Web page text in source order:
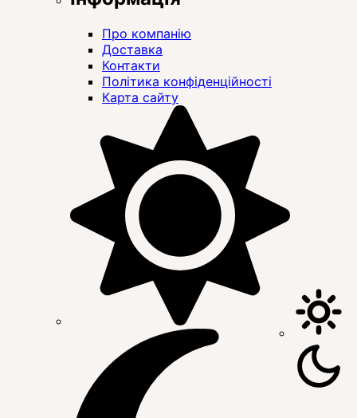
Про компанію
Доставка
Контакти
Політика конфіденційності
Карта сайту